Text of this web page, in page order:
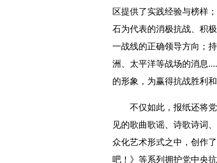
区提供了实践经验与榜样
石为代表的消极抗战、积
一战线的正确领导方向；
洲、太平洋等战场的消息
的形象，为赢得抗战胜利
不仅如此，报纸还将
见的歌曲歌谣、诗歌诗词
众化艺术形式之中，创作
吧！》等系列拥护党中央